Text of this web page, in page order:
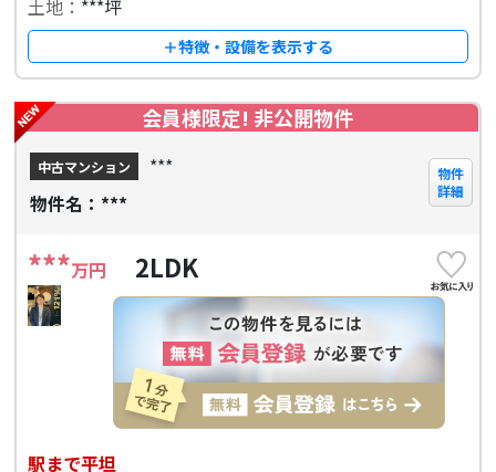
土地： ***坪
＋特徴・設備を表示する
会員様限定! 非公開物件
中古マンション
***
物件名：***
物件
詳細
***万円 2LDK
駅まで平坦